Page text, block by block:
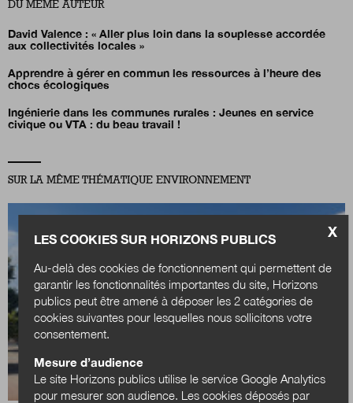
DU MÊME AUTEUR
David Valence : « Aller plus loin dans la souplesse accordée
aux collectivités locales »
Apprendre à gérer en commun les ressources à l’heure des
chocs écologiques
Ingénierie dans les communes rurales : Jeunes en service
civique ou VTA : du beau travail !
SUR LA MÊME THÉMATIQUE ENVIRONNEMENT
X
LES COOKIES SUR HORIZONS PUBLICS
Au-delà des cookies de fonctionnement qui permettent de
garantir les fonctionnalités importantes du site, Horizons
publics peut être amené à déposer les 2 catégories de
cookies suivantes pour lesquelles nous sollicitons votre
consentement.
Mesure d’audience
Le site Horizons publics utilise le service Google Analytics
pour mesurer son audience. Les cookies déposés par